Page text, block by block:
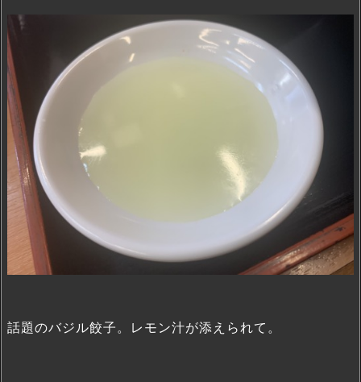
話題のバジル餃子。レモン汁が添えられて。